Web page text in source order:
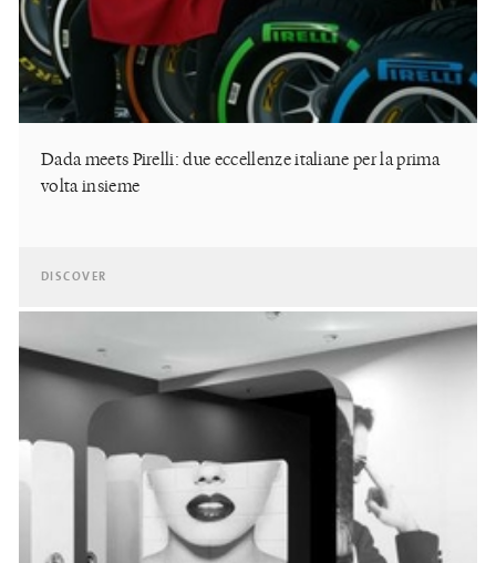
Dada meets Pirelli: due eccellenze italiane per la prima
volta insieme
DISCOVER